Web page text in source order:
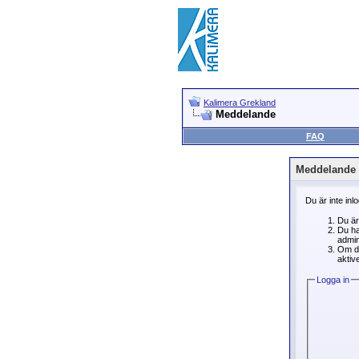
Kalimera Grekland
Meddelande
FAQ
Meddelande
Du är inte
Du
Du
Om
Logga in